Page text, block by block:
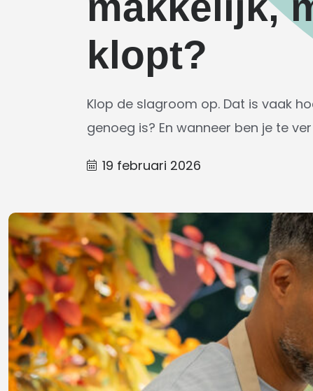
klopt?
Klop de slagroom op. Dat is vaak
genoeg is? En wanneer ben je te
19 februari 2026